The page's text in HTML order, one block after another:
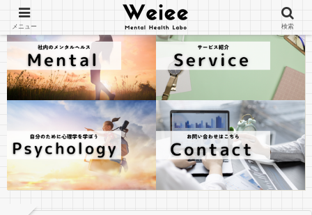
メニュー 検索